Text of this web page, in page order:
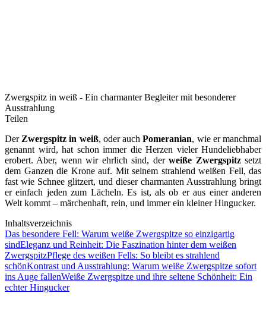
Zwergspitz in weiß - Ein charmanter Begleiter mit besonderer
Ausstrahlung
Teilen
Der Zwergspitz in weiß, oder auchPomeranian, wie er manchmal
genannt wird, hat schon immer die Herzen vieler Hundeliebhaber
erobert. Aber, wenn wir ehrlich sind, derweiße Zwergspitzsetzt
dem Ganzen die Krone auf. Mit seinem strahlend weißen Fell, das
fast wie Schnee glitzert, und dieser charmanten Ausstrahlung bringt
er einfach jeden zum Lächeln. Es ist, als ob er aus einer anderen
Welt kommt – märchenhaft, rein, und immer ein kleiner Hingucker.
Inhaltsverzeichnis
Das besondere Fell: Warum weiße Zwergspitze so einzigartig
sindEleganz und Reinheit: Die Faszination hinter dem weißen
ZwergspitzPflege des weißen Fells: So bleibt es strahlend
schönKontrast und Ausstrahlung: Warum weiße Zwergspitze sofort
ins Auge fallenWeiße Zwergspitze und ihre seltene Schönheit: Ein
echter Hingucker